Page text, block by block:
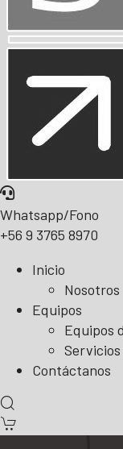
Whatsapp/Fono
+56 9 3765 8970
Inicio
Nosotros
Equipos
Equipos
Contáctanos